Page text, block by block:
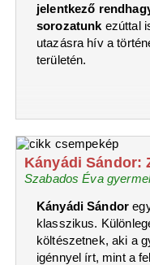
jelentkező
sorozatunk ezúttal
utazásra hív a
területén.
Kányádi Sándor:
Szabados Éva
Kányádi Sándor
klasszikus.
költészetnek, aki a
igénnyel írt, mint a